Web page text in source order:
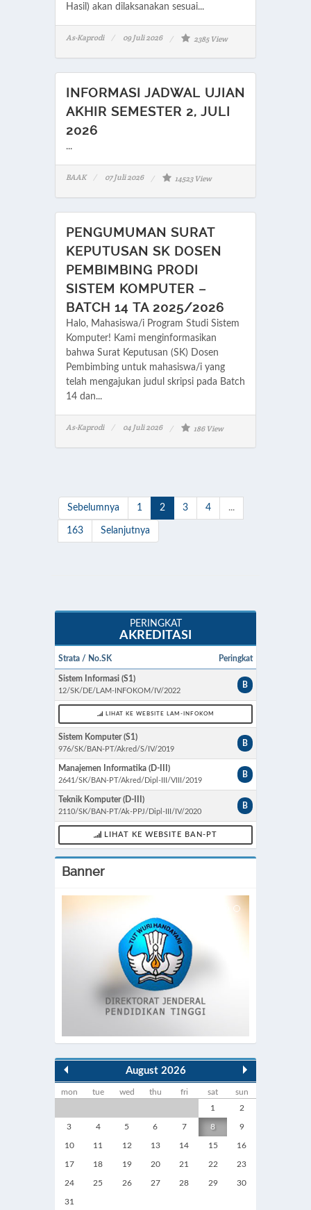
Hasil) akan dilaksanakan sesuai...
As-Kaprodi 09 Juli 2026 2385 View
INFORMASI JADWAL UJIAN
AKHIR SEMESTER 2, JULI
2026
...
BAAK 07 Juli 2026 14523 View
PENGUMUMAN SURAT
KEPUTUSAN SK DOSEN
PEMBIMBING PRODI
SISTEM KOMPUTER –
BATCH 14 TA 2025/2026
Halo, Mahasiswa/i Program Studi Sistem
Komputer! Kami menginformasikan
bahwa Surat Keputusan (SK) Dosen
Pembimbing untuk mahasiswa/i yang
telah mengajukan judul skripsi pada Batch
14 dan...
As-Kaprodi 04 Juli 2026 186 View
Sebelumnya 1 2 3 4 ...
163 Selanjutnya
PERINGKAT
AKREDITASI
Strata / No.SK Peringkat
Sistem Informasi (S1)
12/SK/DE/LAM-INFOKOM/IV/2022
B
LIHAT KE WEBSITE LAM-INFOKOM
Sistem Komputer (S1)
976/SK/BAN-PT/Akred/S/IV/2019
B
Manajemen Informatika (D-III)
2641/SK/BAN-PT/Akred/Dipl-III/VIII/2019
B
Teknik Komputer (D-III)
2110/SK/BAN-PT/Ak-PPJ/Dipl-III/IV/2020
B
LIHAT KE WEBSITE BAN-PT
Banner
August 2026
mon tue wed thu fri sat
sun
1
2
3 4 5 6 7 8 9
10 11 12 13 14 15 16
17 18 19 20 21 22 23
24 25 26 27 28 29 30
31